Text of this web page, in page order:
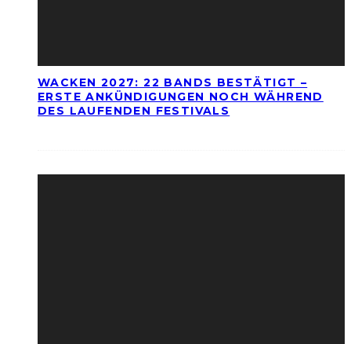
WACKEN 2027: 22 BANDS BESTÄTIGT –
ERSTE ANKÜNDIGUNGEN NOCH WÄHREND
DES LAUFENDEN FESTIVALS